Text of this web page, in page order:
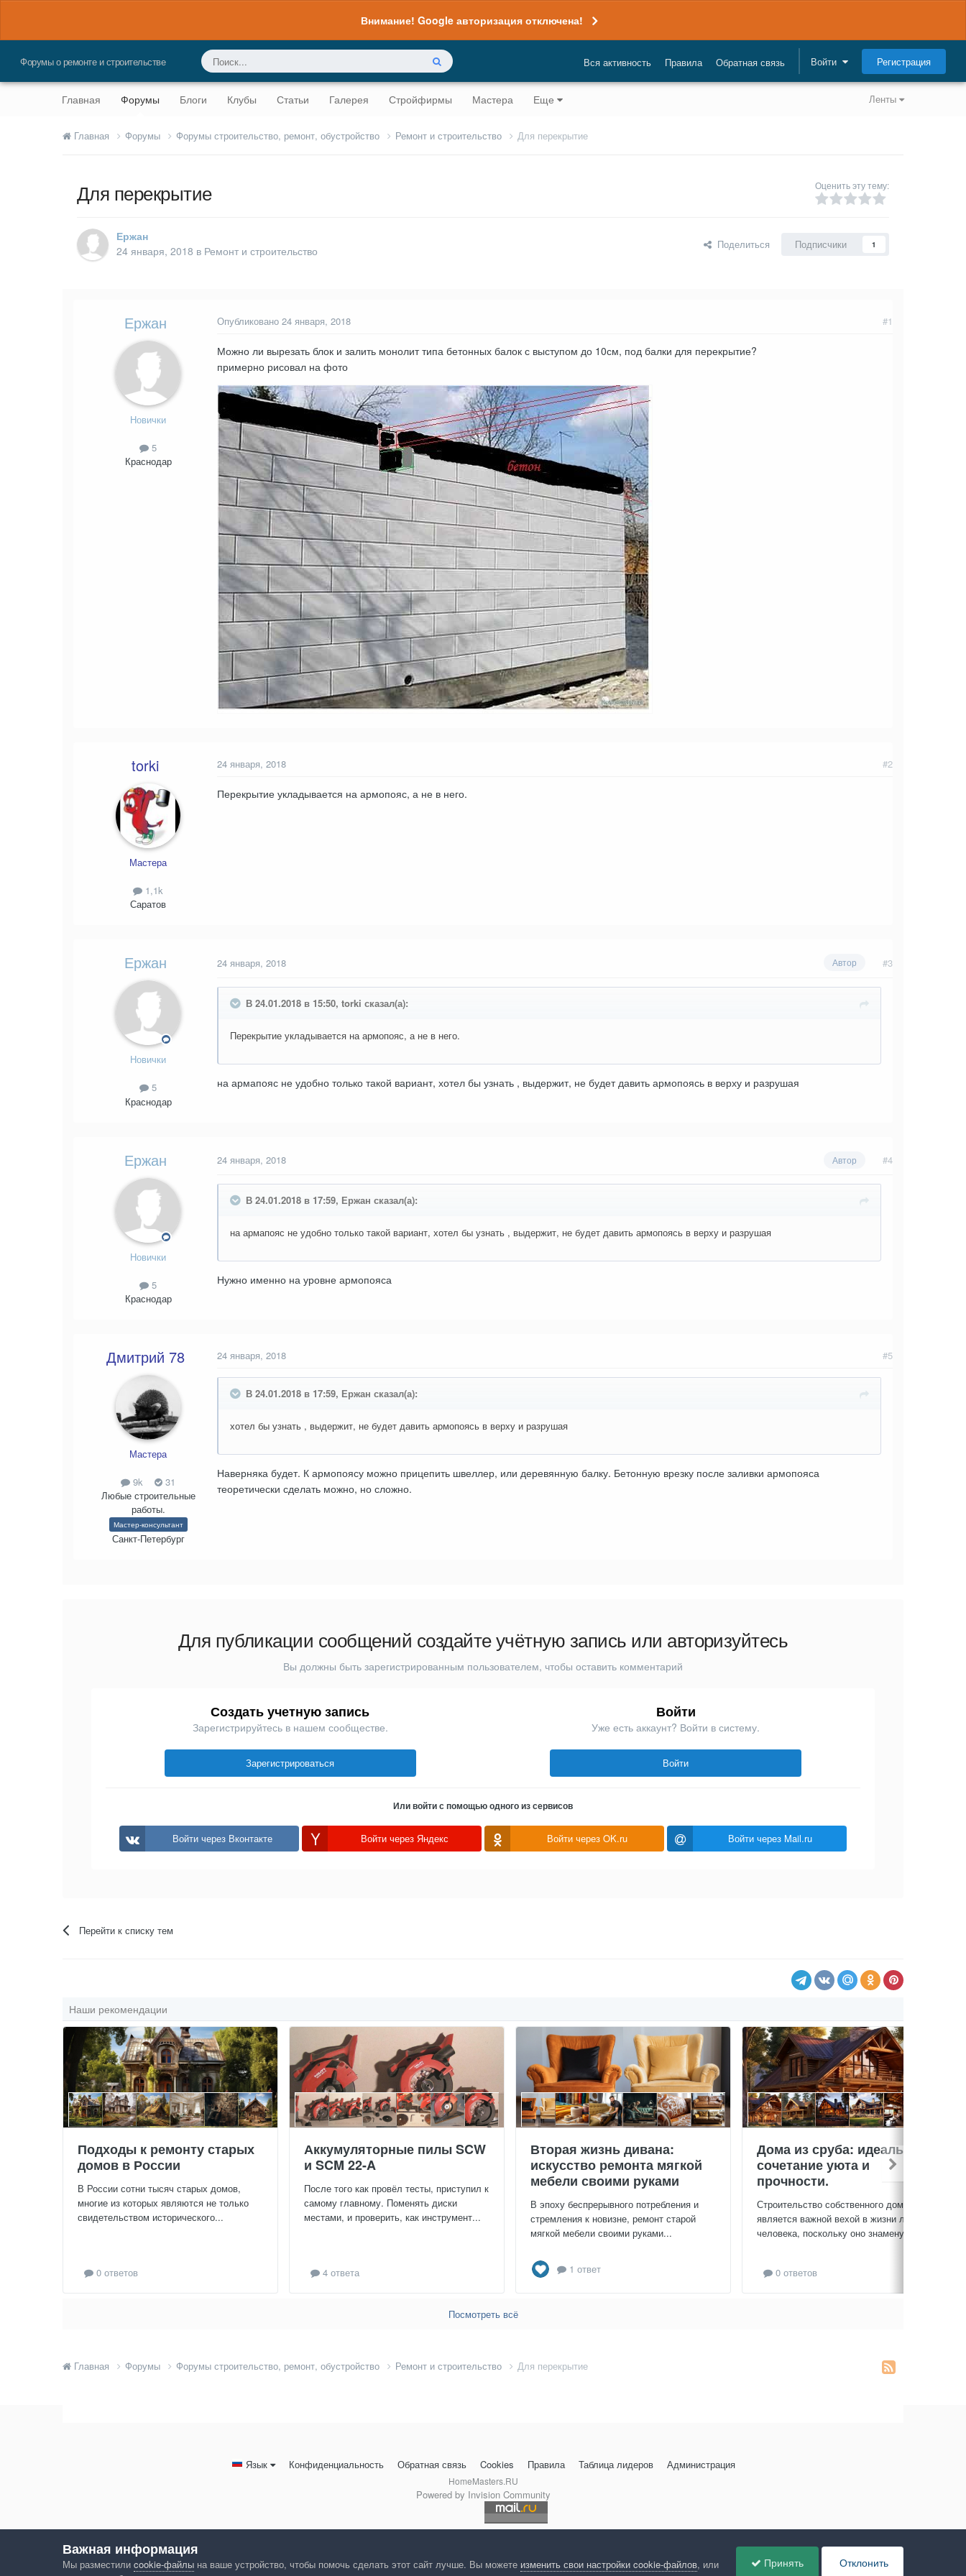
Внимание! Google авторизация отключена!
Форумы о ремонте и строительстве Вся активность Правила Обратная связь Войти Регистрация
Ленты
Главная Форумы Блоги Клубы Статьи Галерея Стройфирмы Мастера Еще
Главная Форумы Форумы строительство, ремонт, обустройство Ремонт и строительство Для перекрытие
Для перекрытие Оценить эту тему:
Ержан
24 января, 2018 в Ремонт и строительство Поделиться Подписчики 1
Ержан
Новички
5
Краснодар
#1
Опубликовано 24 января, 2018
Можно ли вырезать блок и залить монолит типа бетонных балок с выступом до 10см, под балки для перекрытие?
примерно рисовал на фото
torki
Мастера
1,1k
Саратов
#2
24 января, 2018
Перекрытие укладывается на армопояс, а не в него.
Ержан
Новички
5
Краснодар
Автор #3
24 января, 2018
В 24.01.2018 в 15:50, torki сказал(а):
Перекрытие укладывается на армопояс, а не в него.
на армапояс не удобно только такой вариант, хотел бы узнать , выдержит, не будет давить армопоясь в верху и разрушая
Ержан
Новички
5
Краснодар
Автор #4
24 января, 2018
В 24.01.2018 в 17:59, Ержан сказал(а):
на армапояс не удобно только такой вариант, хотел бы узнать , выдержит, не будет давить армопоясь в верху и разрушая
Нужно именно на уровне армопояса
Дмитрий 78
Мастера
9k
31
Любые строительные
работы.
Мастер-консультант
Санкт-Петербург
#5
24 января, 2018
В 24.01.2018 в 17:59, Ержан сказал(а):
хотел бы узнать , выдержит, не будет давить армопоясь в верху и разрушая
Наверняка будет. К армопоясу можно прицепить швеллер, или деревянную балку. Бетонную врезку после заливки армопояса
теоретически сделать можно, но сложно.
Для публикации сообщений создайте учётную запись или авторизуйтесь
Вы должны быть зарегистрированным пользователем, чтобы оставить комментарий
Создать учетную запись
Зарегистрируйтесь в нашем сообществе.
Зарегистрироваться
Войти
Уже есть аккаунт? Войти в систему.
Войти
Или войти с помощью одного из сервисов
Войти через Вконтакте Войти через Яндекс Войти через OK.ru Войти через Mail.ru
Перейти к списку тем
Наши рекомендации
Подходы к ремонту старых
домов в России
В России сотни тысяч старых домов,
многие из которых являются не только
свидетельством исторического...
0 ответов
Аккумуляторные пилы SCW
и SCM 22-A
После того как провёл тесты, приступил к
самому главному. Поменять диски
местами, и проверить, как инструмент...
4 ответа
Вторая жизнь дивана:
искусство ремонта мягкой
мебели своими руками
В эпоху беспрерывного потребления и
стремления к новизне, ремонт старой
мягкой мебели своими руками...
1 ответ
Дома из сруба: идеальное
сочетание уюта и
прочности.
Строительство собственного дома
является важной вехой в жизни любого
человека, поскольку оно знаменует...
0 ответов
Посмотреть всё
Главная Форумы Форумы строительство, ремонт, обустройство Ремонт и строительство Для перекрытие
Язык Конфиденциальность Обратная связь Cookies Правила Таблица лидеров Администрация
HomeMasters.RU
Powered by Invision Community
Важная информация
Мы разместили cookie-файлы на ваше устройство, чтобы помочь сделать этот сайт лучше. Вы можете изменить свои настройки cookie-файлов, или
Принять Отклонить